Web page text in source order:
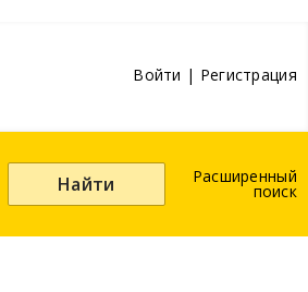
Войти | Регистрация
Найти Расширенный
поиск